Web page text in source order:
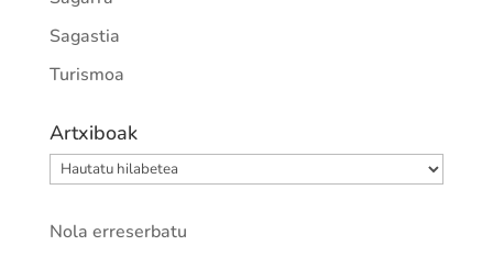
Sagastia
Turismoa
Artxiboak
Artxiboak
Nola erreserbatu